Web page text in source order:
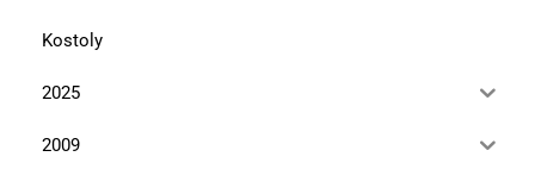
Kostoly
2025
2009